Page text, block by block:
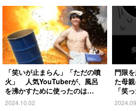
「笑いが止まらん」「ただの噴
火」 人気YouTuberが、風呂
を沸かすために使ったのは…
2024.10.02
門限
た母
「笑
特殊」